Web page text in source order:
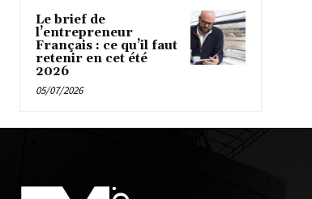
Le brief de
l’entrepreneur
Français : ce qu’il faut
retenir en cet été
2026
05/07/2026